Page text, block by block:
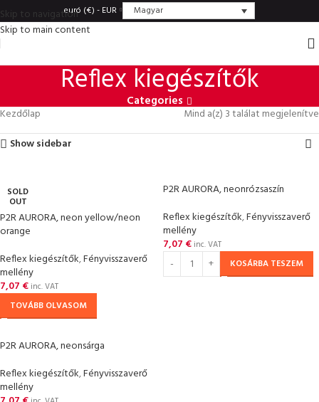
Skip to navigation
Skip to main content
euró (€) - EUR Magyar
Reflex kiegészítők
Categories
Kezdőlap
Mind a(z) 3 találat megjelenítve
Show sidebar
SOLD
OUT
P2R AURORA, neon yellow/neon
orange
Reflex kiegészítők,Fényvisszaverő
mellény
7,07 € inc. VAT
TOVÁBB OLVASOM
P2R AURORA, neonrózsaszín
Reflex kiegészítők,Fényvisszaverő
mellény
7,07 € inc. VAT
KOSÁRBA TESZEM
P2R AURORA, neonsárga
Reflex kiegészítők,Fényvisszaverő
mellény